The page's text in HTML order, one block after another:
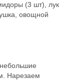
(3 шт), лук
овощной
Нарезаем